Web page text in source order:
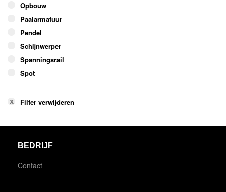
Opbouw
Paalarmatuur
Pendel
Schijnwerper
Spanningsrail
Spot
Filter verwijderen
BEDRIJF
Contact